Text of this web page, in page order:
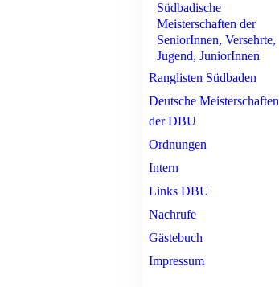
Südbadische
Meisterschaften der
SeniorInnen, Versehrte,
Jugend, JuniorInnen
Ranglisten Südbaden
Deutsche Meisterschaften
der DBU
Ordnungen
Intern
Links DBU
Nachrufe
Gästebuch
Impressum